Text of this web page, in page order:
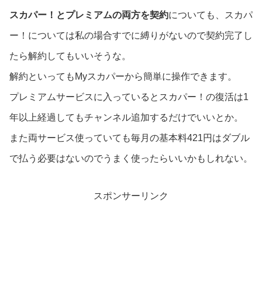
スカパー！とプレミアムの両方を契約についても、スカパ
ー！については私の場合すでに縛りがないので契約完了し
たら解約してもいいそうな。
解約といってもMyスカパーから簡単に操作できます。
プレミアムサービスに入っているとスカパー！の復活は1
年以上経過してもチャンネル追加するだけでいいとか。
また両サービス使っていても毎月の基本料421円はダブル
で払う必要はないのでうまく使ったらいいかもしれない。
スポンサーリンク